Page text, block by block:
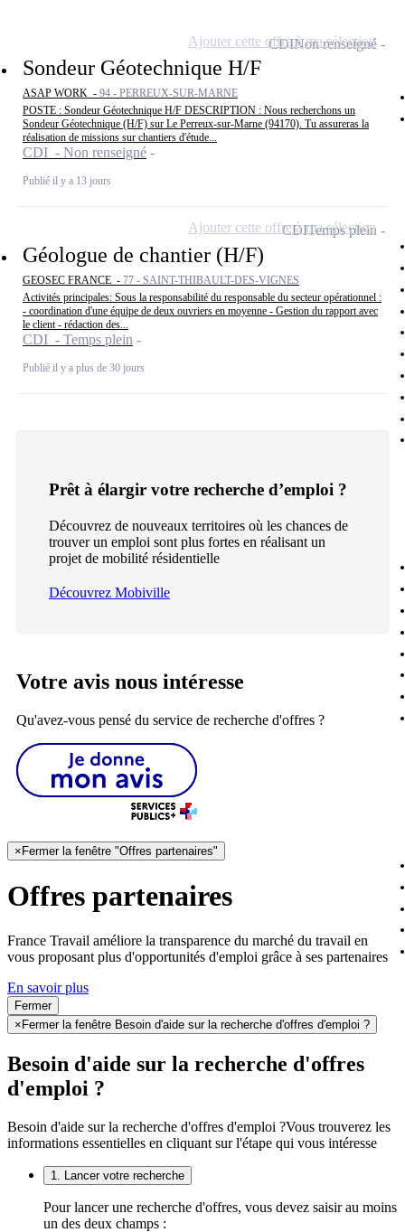
Sondeur Géotechnique H/F
ASAP WORK - 94 - PERREUX-SUR-MARNE
POSTE : Sondeur Géotechnique H/F DESCRIPTION : Nous recherchons un
Sondeur Géotechnique (H/F) sur Le Perreux-sur-Marne (94170). Tu assureras la
réalisation de missions sur chantiers d'étude...
CDI - Non renseigné
Publié il y a 13 jours
CDINon renseigné
Ajouter cette offre à ma sélection
Géologue de chantier (H/F)
GEOSEC FRANCE - 77 - SAINT-THIBAULT-DES-VIGNES
Activités principales: Sous la responsabilité du responsable du secteur opérationnel :
- coordination d'une équipe de deux ouvriers en moyenne - Gestion du rapport avec
le client - rédaction des...
CDI - Temps plein
Publié il y a plus de 30 jours
CDITemps plein
Ajouter cette offre à ma sélection
Prêt à élargir votre recherche d’emploi ?
Découvrez de nouveaux territoires où les chances de
trouver un emploi sont plus fortes en réalisant un
projet de mobilité résidentielle
Découvrez Mobiville
Votre avis nous intéresse
Qu'avez-vous pensé du service de recherche d'offres ?
× Fermer la fenêtre "Offres partenaires"
Offres partenaires
France Travail améliore la transparence du marché du travail en
vous proposant plus d'opportunités d'emploi grâce à ses partenaires
En savoir plus
Fermer
× Fermer la fenêtre Besoin d'aide sur la recherche d'offres d'emploi ?
Besoin d'aide sur la recherche d'offres
d'emploi ?
Besoin d'aide sur la recherche d'offres d'emploi ?Vous trouverez les
informations essentielles en cliquant sur l'étape qui vous intéresse
1. Lancer votre recherche
Pour lancer une recherche d'offres, vous devez saisir au moins
un des deux champs :